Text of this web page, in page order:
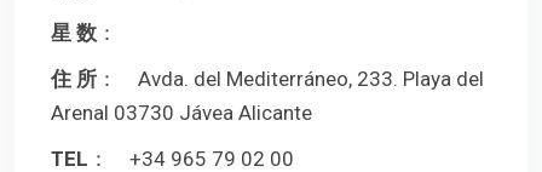
星 数 ：
住 所 ： Avda. del Mediterráneo, 233. Playa del
Arenal 03730 Jávea Alicante
TEL ： +34 965 79 02 00